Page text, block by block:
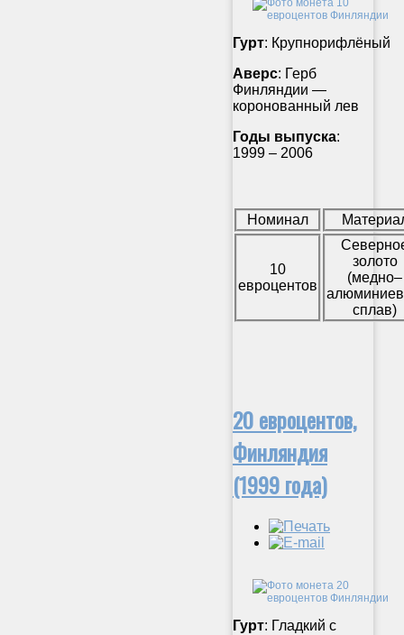
Гурт: Крупнорифлёный
Аверс: Герб
Финляндии —
коронованный лев
Годы выпуска:
1999 – 2006
Номинал
10
евроцентов
золото
(медно–
сплав)
20 евроцентов,
Финляндия
(1999 года)
Гурт: Гладкий с